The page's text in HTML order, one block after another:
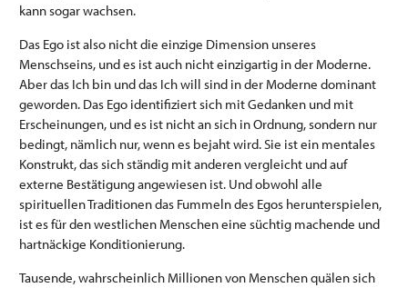
kann sogar wachsen.
Das Ego ist also nicht die einzige Dimension unseres
Menschseins, und es ist auch nicht einzigartig in der Moderne.
Aber das Ich bin und das Ich will sind in der Moderne dominant
geworden. Das Ego identifiziert sich mit Gedanken und mit
Erscheinungen, und es ist nicht an sich in Ordnung, sondern nur
bedingt, nämlich nur, wenn es bejaht wird. Sie ist ein mentales
Konstrukt, das sich ständig mit anderen vergleicht und auf
externe Bestätigung angewiesen ist. Und obwohl alle
spirituellen Traditionen das Fummeln des Egos herunterspielen,
ist es für den westlichen Menschen eine süchtig machende und
hartnäckige Konditionierung.
Tausende, wahrscheinlich Millionen von Menschen quälen sich